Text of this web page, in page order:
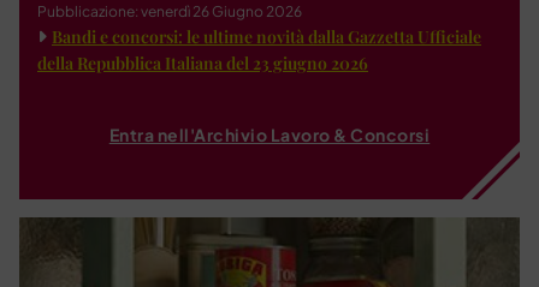
Pubblicazione: venerdì 26 Giugno 2026
Bandi e concorsi: le ultime novità dalla Gazzetta Ufficiale
della Repubblica Italiana del 23 giugno 2026
Entra nell'Archivio Lavoro & Concorsi